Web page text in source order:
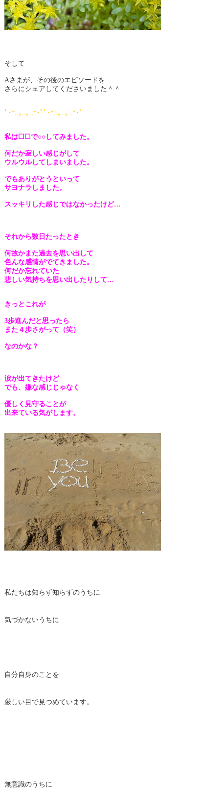
そして
Aさまが、その後のエピソードを
さらにシェアしてくださいました＾＾
ﾟ･*:.｡..｡.:*･ﾟﾟ･*:.｡..｡.:*･ﾟ
私は☐☐で○○してみました。
何だか寂しい感じがして
ウルウルしてしまいました。
でもありがとうといって
サヨナラしました。
スッキリした感じではなかったけど…
それから数日たったとき
何故かまた過去を思い出して
色んな感情がでてきました。
何だか忘れていた
悲しい気持ちを思い出したりして…
きっとこれが
3歩進んだと思ったら
また４歩さがって（笑）
なのかな？
涙が出てきたけど
でも、嫌な感じじゃなく
優しく見守ることが
出来ている気がします。
私たちは知らず知らずのうちに
気づかないうちに
自分自身のことを
厳しい目で見つめています。
無意識のうちに